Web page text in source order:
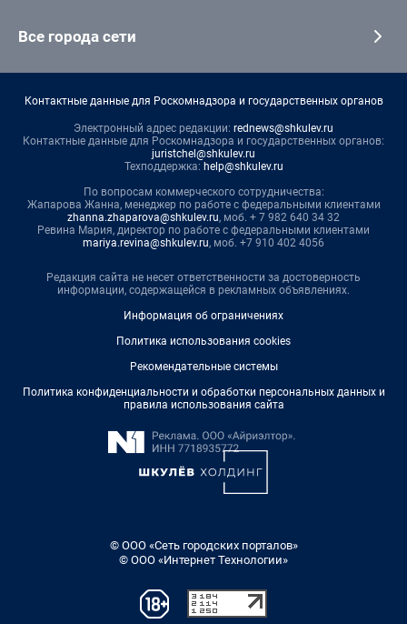
Все города сети
Контактные данные для Роскомнадзора и государственных органов
Электронный адрес редакции: rednews@shkulev.ru
Контактные данные для Роскомнадзора и государственных органов:
juristchel@shkulev.ru
Техподдержка: help@shkulev.ru
По вопросам коммерческого сотрудничества:
Жапарова Жанна, менеджер по работе с федеральными клиентами
zhanna.zhaparova@shkulev.ru, моб. + 7 982 640 34 32
Ревина Мария, директор по работе с федеральными клиентами
mariya.revina@shkulev.ru, моб. +7 910 402 4056
Редакция сайта не несет ответственности за достоверность
информации, содержащейся в рекламных объявлениях.
Информация об ограничениях
Политика использования cookies
Рекомендательные системы
Политика конфиденциальности и обработки персональных данных и
правила использования сайта
© ООО «Сеть городских порталов»
© ООО «Интернет Технологии»